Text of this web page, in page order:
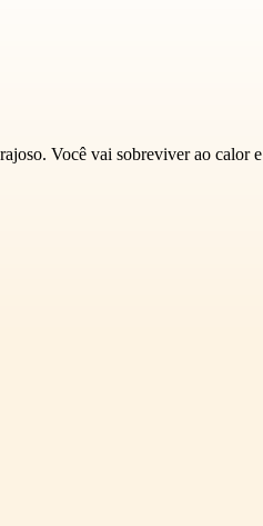
Você vai sobreviver ao calor